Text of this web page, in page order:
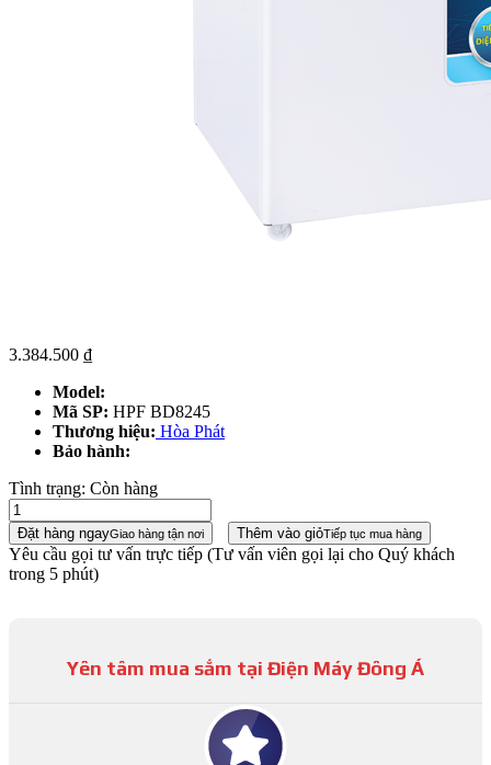
3.384.500 ₫
Model:
Mã SP: HPF BD8245
Thương hiệu: Hòa Phát
Bảo hành:
Tình trạng: Còn hàng
Đặt hàng ngayGiao hàng tận nơi Thêm vào giỏTiếp tục mua hàng
Yêu cầu gọi tư vấn trực tiếp (Tư vấn viên gọi lại cho Quý khách
trong 5 phút)
Yên tâm mua sắm tại Điện Máy Đông Á